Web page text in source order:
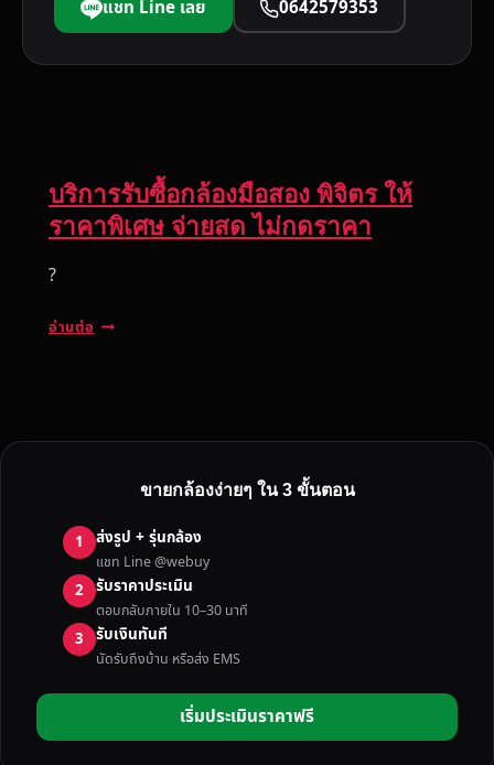
แชท Line เลย 0642579353
บริการรับซื้อกล้องมือสอง พิจิตร ให้
ราคาพิเศษ จ่ายสด ไม่กดราคา
?
อ่านต่อ บ
รั
อ
ก
ล้
อ
ง
มื
ขายกล้องง่ายๆ ใน 3 ขั้นตอน
1 ส่งรูป + รุ่นกล้อง
แชท Line @webuy
2 รับราคาประเมิน
ตอบกลับภายใน 10–30 นาที
3 รับเงินทันที
นัดรับถึงบ้าน หรือส่ง EMS
เริ่มประเมินราคาฟรี